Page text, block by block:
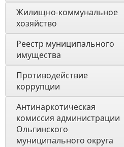
Жилищно-коммунальное
хозяйство
Реестр муниципального
имущества
Противодействие
коррупции
Антинаркотическая
комиссия администрации
Ольгинского
муниципального округа